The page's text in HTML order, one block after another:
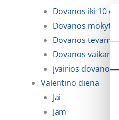
Dovanos iki 10
Dovanos
Dovanos tėvams,
Dovanos vaikams
Įvairios dovanos
Valentino diena
Jai
Jam